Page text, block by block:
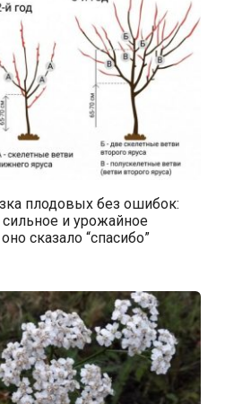
плодовых без ошибок:
и урожайное
сказало “спасибо”